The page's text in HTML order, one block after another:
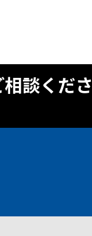
談くださ